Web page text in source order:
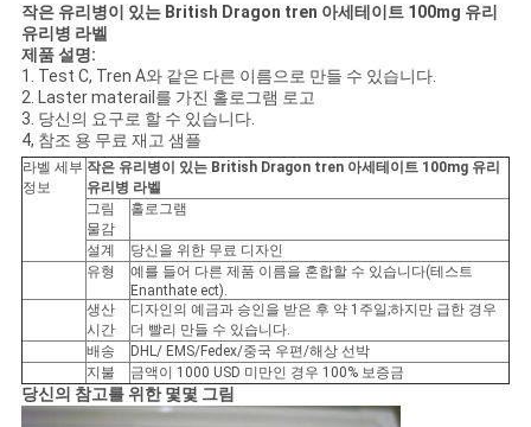
스
경
우
트
맵
작은 유리병이 있는 British Dragon tren 아세테이트 100mg 유리
유리병 라벨
제품 설명:
1. Test C, Tren A와 같은 다른 이름으로 만들 수 있습니다.
2. Laster materail를 가진 홀로그램 로고
3. 당신의 요구로 할 수 있습니다.
4, 참조 용 무료 재고 샘플
라벨 세부
정보
작은 유리병이 있는 British Dragon tren 아세테이트 100mg 유리
유리병 라벨
그림
물감
홀로그램
설계
당신을 위한 무료 디자인
유형
예를 들어 다른 제품 이름을 혼합할 수 있습니다(테스트
Enanthate ect).
생산
시간
디자인의 예금과 승인을 받은 후 약 1주일;하지만 급한 경우
더 빨리 만들 수 있습니다.
배송
DHL/ EMS/Fedex/중국 우편/해상 선박
지불
금액이 1000 USD 미만인 경우 100% 보증금
당신의 참고를 위한 몇몇 그림